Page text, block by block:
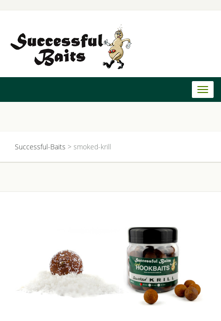
Successful-Baits > smoked-krill